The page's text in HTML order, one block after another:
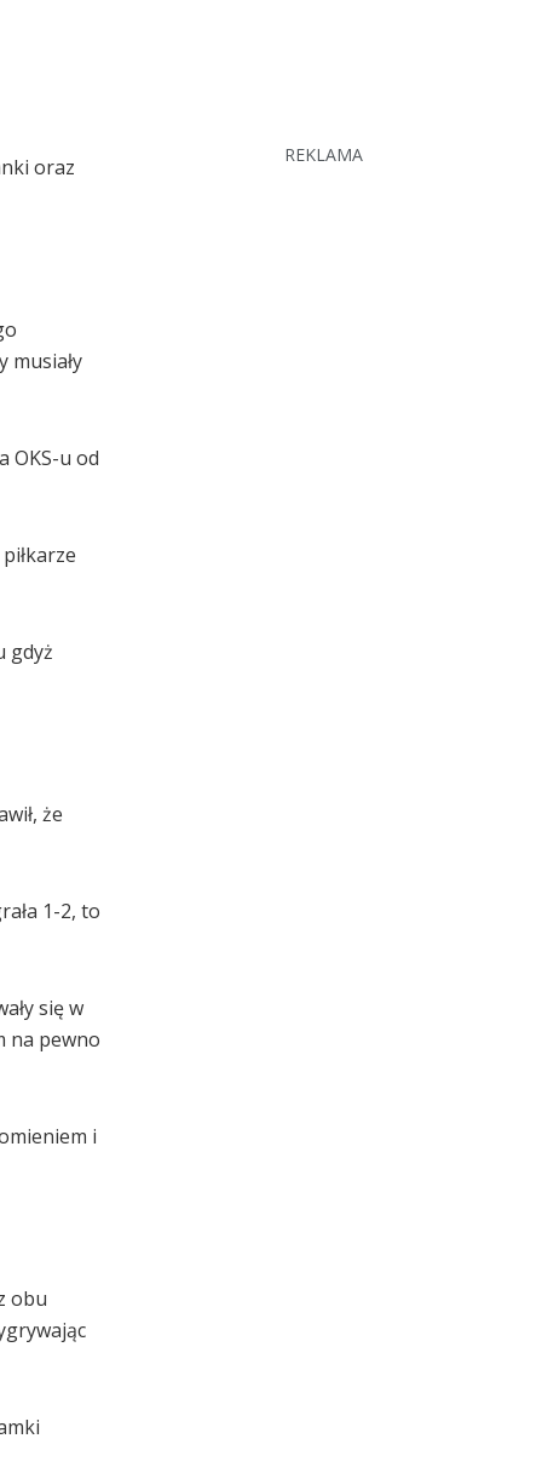
oraz
musiały
OKS-u od
gdyż
że
1-2, to
się w
na pewno
i
obu
REKLAMA